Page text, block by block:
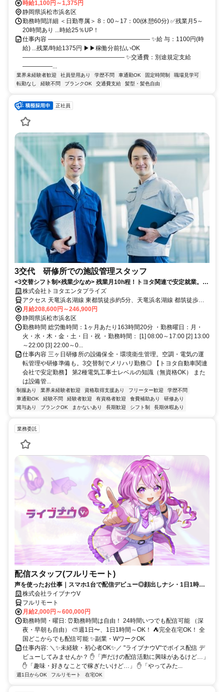
時給1,100円～1,375円
静岡県浜松市浜名区
勤務時間詳細 ＜日勤専属＞ 8：00～17：00(休憩60分) ✅残業月5～
20時間あり ...時給25％UP！
仕事内容 ――――――――――――――――― ✨給 与：1100円(時
給) ...残業/時給1375円 ▶▶稼働分前払いOK
――――――――――――――――― ✨交通費：別途規定支給
―――――...
業界未経験者歓迎 社員登用あり 学歴不問 車通勤OK 固定時間制
職場見学可
転勤なし
経験不問 ブランクOK 交通費支給 髪型・髪色自由
正社員
3交代 研修所での施設管理スタッフ
<3交替シフト制×残業少なめ> 残業月10h程！トヨタ関連で安定就業。長
期休暇もあり！
株式会社トヨタエンタプライズ
アクセス 天竜浜名湖線 東都筑徒歩約5分、天竜浜名湖線 都筑徒歩約
11分、天竜浜名湖線 浜名湖佐久米徒歩約21分 東名三ケ日ICより車5
分
月給208,600円～246,900円
静岡県浜松市浜名区
勤務時間 総労働時間：1ヶ月あたり163時間20分 ・勤務曜日：月・
火・水・木・金・土・日・祝 ・勤務時間： [1] 08:00～17:00 [2] 13:00
～22:00 [3] 22:00～0...
仕事内容 三ヶ日研修所の設備保全・環境衛生管理。空調・電気の運
転管理や研修準備も。3交替制でメリハリ勤務◎ 【トヨタ自動車関連
会社で安定勤務】 第2種電気工事士レベルの知識（無資格OK） また
は設備管...
制服あり 業界未経験者歓迎 資格取得支援あり フリーター歓迎
学歴不問
車通勤OK
経験不問 経験者歓迎 有資格者歓迎 食費補助あり
研修あり
賞与あり
ブランクOK まかないあり 長期歓迎 シフト制 長期休暇あり
業務委託
配信スタッフ(フルリモート)
声を使ったお仕事｜スマホ1台で配信デビュー◎顔出しナシ・1日1時間
～OK♪
株式会社ライブナウV
フルリモート
月給2,000円～600,000円
勤務時間・曜日: ⏰勤務時間は自由！ 24時間いつでも配信可能 （深
夜・早朝も自由） ⛅週1日〜、1日1時間～OK！ ⛺完全在宅OK！ 全
国どこからでも配信可能 ✨副業・WワークOK
仕事内容: ＼✨未経験・初心者OK✨／ "ライブナウV"でボイス配信 デ
ビューしてみませんか？ ✋「声だけの配信活動に興味があるけど…」
✋「趣味・好きなことで稼ぎたいけど…」 ✋「やってみた...
週1日からOK フルリモート 在宅OK